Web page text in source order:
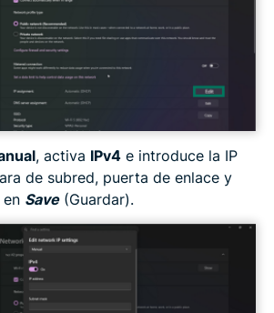
, activa IPv4 e introduce la IP
de subred, puerta de enlace y
Save(Guardar).